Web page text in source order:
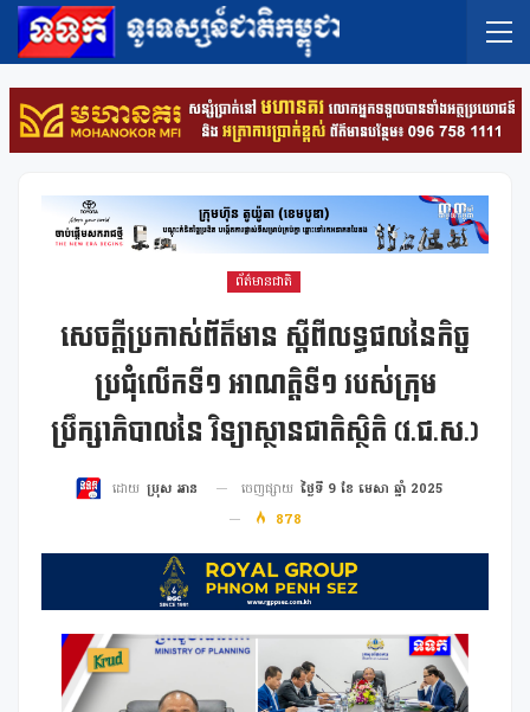
ព័ត៌មានជាតិ
សេចក្តីប្រកាស់ព័ត៌មាន ស្តីពីលទ្ធផលនៃកិច្ច
ប្រជុំលើកទី១ អាណត្តិទី១ របស់ក្រុម
ប្រឹក្សាភិបាលនៃ វិទ្យាស្ថានជាតិស្ថិតិ (វ.ជ.ស.)
ដោយ ប្រុស អាន ចេញផ្សាយ ថ្ងៃទី 9 ខែ មេសា ឆ្នាំ 2025
878